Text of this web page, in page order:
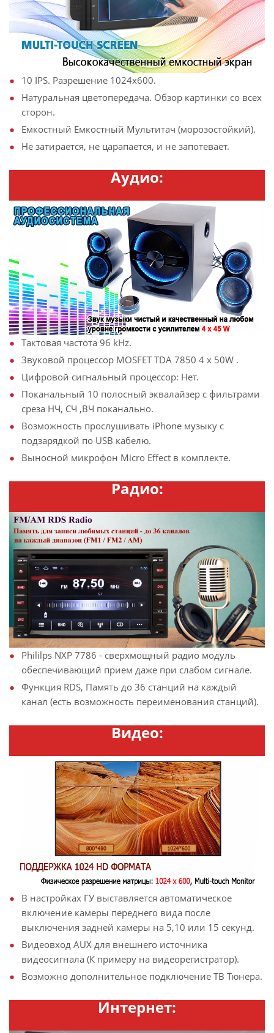
10 IPS. Разрешение 1024х600.
Натуральная цветопередача. Обзор картинки со всех
сторон.
Емкостный Ёмкостный Мультитач (морозостойкий).
Не затирается, не царапается, и не запотевает.
Аудио:
Тактовая частота 96 kHz.
Звуковой процессор MOSFET TDA 7850 4 x 50W .
Цифровой сигнальный процессор: Нет.
Поканальный 10 полосный эквалайзер с фильтрами
среза НЧ, СЧ ,ВЧ поканально.
Возможность прослушивать iPhone музыку с
подзарядкой по USB кабелю.
Выносной микрофон Micro Effect в комплекте.
Радио:
Phililps NXP 7786 - сверхмощный радио модуль
обеспечивающий прием даже при слабом сигнале.
Функция RDS, Память до 36 станций на каждый
канал (есть возможность переименования станций).
Видео:
В настройках ГУ выставляется автоматическое
включение камеры переднего вида после
выключения задней камеры на 5,10 или 15 секунд.
Видеовход AUX для внешнего источника
видеосигнала (К примеру на видеорегистратор).
Возможно дополнительное подключение ТВ Тюнера.
Интернет: